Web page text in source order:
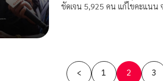
ชัดเจน 5,925 คน แก้ไขคะแนน
Posts
< 1 2 3